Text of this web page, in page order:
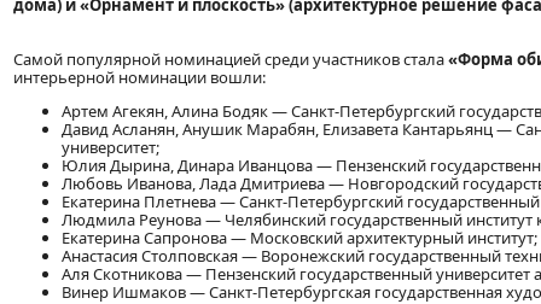
дома) и «Орнамент и плоскость» (архитектурное решение
Самой популярной номинацией среди участников стала«Форма
интерьерной номинации вошли:
Артем Агекян, Алина Бодяк — Санкт-Петербургский
Давид Асланян, Анушик Марабян, Елизавета Кантарьянц —
университет;
Юлия Дырина, Динара Иванцова — Пензенский
Любовь Иванова, Лада Дмитриева — Новгородский
Екатерина Плетнева — Санкт-Петербургский
Людмила Реунова — Челябинский государственный институт
Екатерина Сапронова — Московский архитектурный институт;
Анастасия Столповская — Воронежский государственный
Аля Скотникова — Пензенский государственный университет
Винер Ишмаков — Санкт-Петербургская государственная